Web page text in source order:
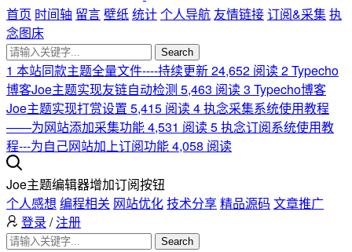
首页 时间轴 留言壁纸统计个人导航 友情链接订阅&采集执
念图床
Search
1 本站同款主题全量文件----持续更新24,652 阅读2Typecho
博客Joe主题实现友链自动检测 5,463 阅读3 Typecho博客
Joe主题实现打赏设置 5,415 阅读4执念采集系统使用教程
——为网站添加采集功能4,531 阅读5执念订阅系统使用教
程---为自己网站加上订阅功能4,058 阅读
Joe主题编辑器增加订阅按钮
个人感想 编程相关 网站优化技术分享精品源码 文章推广
登录 /注册
Search